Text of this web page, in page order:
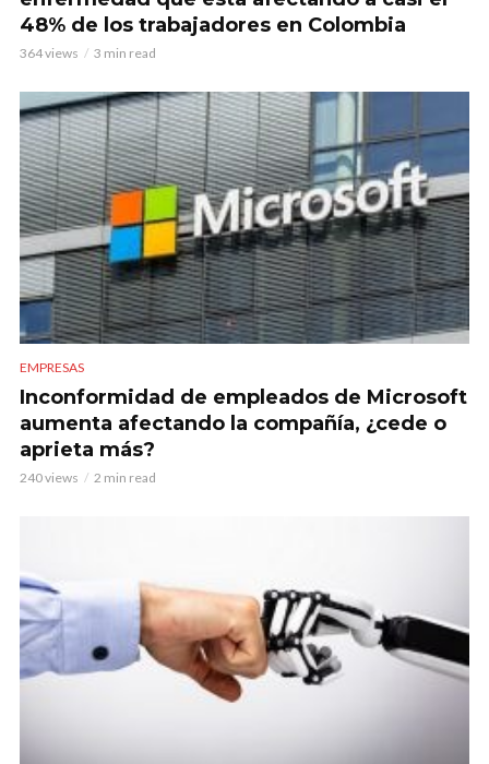
48% de los trabajadores en Colombia
364 views 3 min read
EMPRESAS
Inconformidad de empleados de Microsoft
aumenta afectando la compañía, ¿cede o
aprieta más?
240 views 2 min read